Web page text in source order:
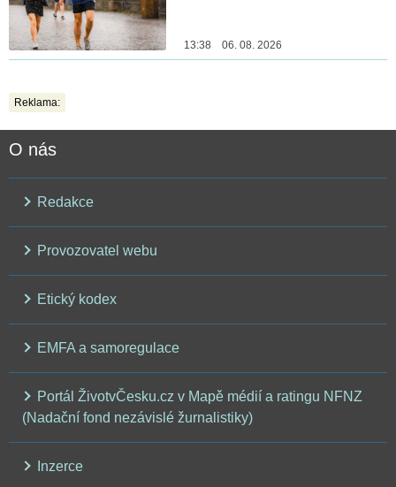
13:38 06. 08. 2026
Reklama:
O nás
Redakce
Provozovatel webu
Etický kodex
EMFA a samoregulace
Portál ŽivotvČesku.cz v Mapě médií a ratingu NFNZ
(Nadační fond nezávislé žurnalistiky)
Inzerce